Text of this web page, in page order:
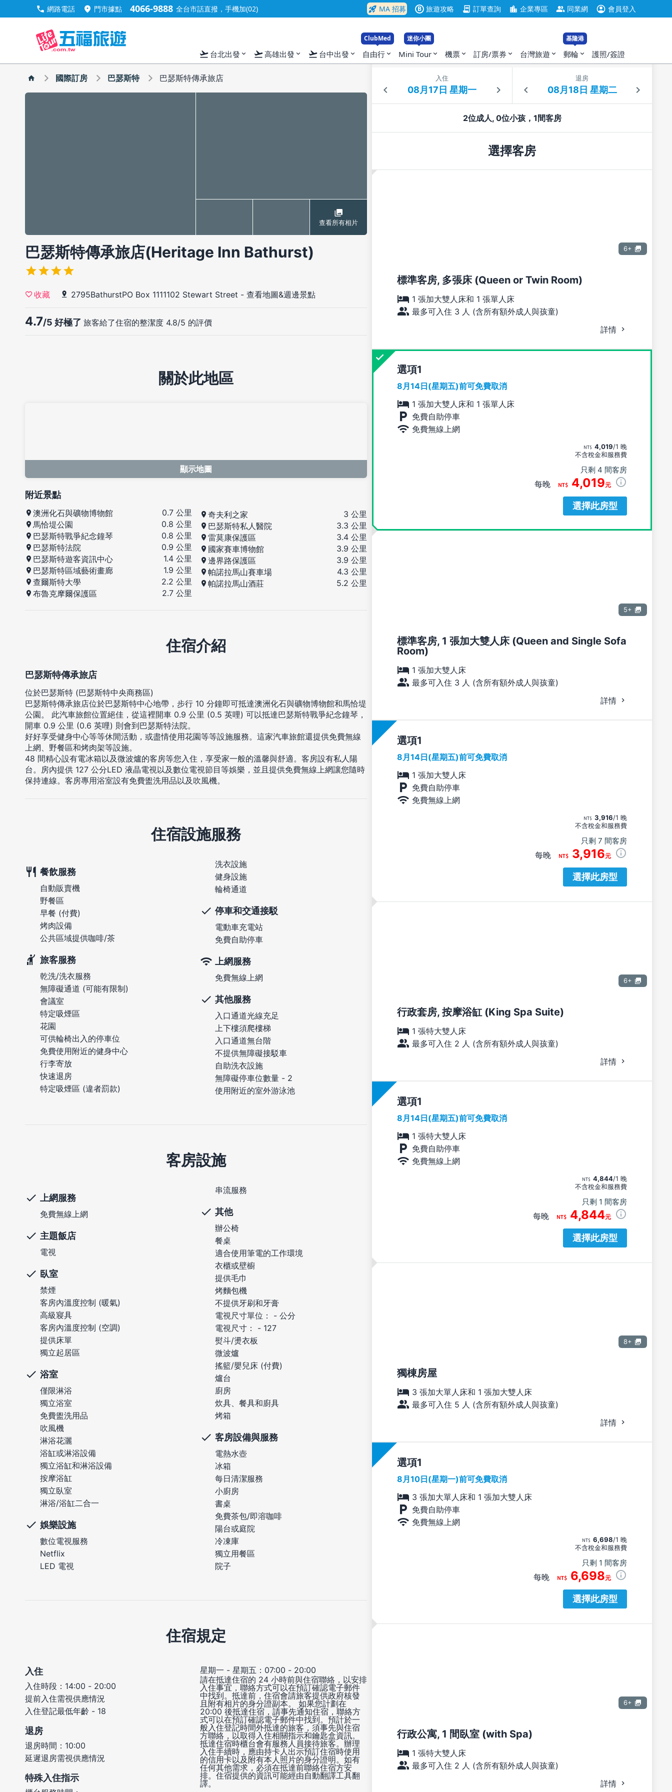
call 網路電話 location_on 門市據點 4066-9888 全台市話直撥，手機加(02) rocket_launch MA 招募 B 旅遊攻略 contract 訂單查詢 location_city 企業專區 group 同業網 account_circle 會員登入
flight_takeoff 台北出發 expand_more flight_takeoff高雄出發 expand_more flight_takeoff 台中出發 expand_more
ClubMed
自由行 expand_more
迷你小團
Mini Tour expand_more 機票 expand_more 訂房/票券 expand_more 台灣旅遊 expand_more
基隆港
郵輪 expand_more 護照/簽證
國際訂房 巴瑟斯特 巴瑟斯特傳承旅店
查看所有相片
巴瑟斯特傳承旅店(Heritage Inn Bathurst)
收藏 2795BathurstPO Box 1111102 Stewart Street - 查看地圖&週邊景點
4.7/5 好極了 旅客給了住宿的整潔度 4.8/5 的評價
入住 退房
2位成人, 0位小孩，1間客房
選擇客房
6+
標準客房, 多張床 (Queen or Twin Room)
1 張加大雙人床和 1 張單人床
最多可入住 3 人 (含所有額外成人與孩童)
詳情
選項
8月14日(星期五)前可免費取消
1 張加大雙人床和 1 張單人床
免費自助停車
免費無線上網
4,019/1 晚
不含稅金和服務費
只剩 4 間客房
每晚 4,019元
選擇此房型
5+
標準客房, 1 張加大雙人床 (Queen and Single Sofa
Room)
1 張加大雙人床
最多可入住 3 人 (含所有額外成人與孩童)
詳情
選項
8月14日(星期五)前可免費取消
1 張加大雙人床
免費自助停車
免費無線上網
3,916/1 晚
不含稅金和服務費
只剩 7 間客房
每晚 3,916元
選擇此房型
6+
行政套房, 按摩浴缸 (King Spa Suite)
1 張特大雙人床
最多可入住 2 人 (含所有額外成人與孩童)
詳情
選項
8月14日(星期五)前可免費取消
1 張特大雙人床
免費自助停車
免費無線上網
4,844/1 晚
不含稅金和服務費
只剩 1 間客房
每晚 4,844元
選擇此房型
8+
獨棟房屋
3 張加大單人床和 1 張加大雙人床
最多可入住 5 人 (含所有額外成人與孩童)
詳情
選項
8月10日(星期一)前可免費取消
3 張加大單人床和 1 張加大雙人床
免費自助停車
免費無線上網
6,698/1 晚
不含稅金和服務費
只剩 1 間客房
每晚 6,698元
選擇此房型
6+
行政公寓, 1 間臥室 (with Spa)
1 張特大雙人床
最多可入住 2 人 (含所有額外成人與孩童)
詳情
關於此地區
顯示地圖
附近景點
澳洲化石與礦物博物館
0.7 公里
馬恰堤公園
0.8 公里
巴瑟斯特戰爭紀念鐘琴
0.8 公里
巴瑟斯特法院
0.9 公里
巴瑟斯特遊客資訊中心
1.4 公里
巴瑟斯特區域藝術畫廊
1.9 公里
查爾斯特大學
2.2 公里
布魯克摩爾保護區
2.7 公里
奇夫利之家
3 公里
巴瑟斯特私人醫院
3.3 公里
雷莫康保護區
3.4 公里
國家賽車博物館
3.9 公里
邊界路保護區
3.9 公里
帕諾拉馬山賽車場
4.3 公里
帕諾拉馬山酒莊
5.2 公里
住宿介紹
巴瑟斯特傳承旅店
位於巴瑟斯特 (巴瑟斯特中央商務區)
巴瑟斯特傳承旅店位於巴瑟斯特中心地帶，步行 10 分鐘即可抵達澳洲化石與礦物博物館和馬恰堤
公園。 此汽車旅館位置絕佳，從這裡開車 0.9 公里 (0.5 英哩) 可以抵達巴瑟斯特戰爭紀念鐘琴，
開車 0.9 公里 (0.6 英哩) 則會到巴瑟斯特法院。
好好享受健身中心等等休閒活動，或盡情使用花園等等設施服務。這家汽車旅館還提供免費無線
上網、野餐區和烤肉架等設施。
48 間精心設有電冰箱以及微波爐的客房等您入住，享受家一般的溫馨與舒適。客房設有私人陽
台。房內提供 127 公分LED 液晶電視以及數位電視節目等娛樂，並且提供免費無線上網讓您隨時
保持連線。客房專用浴室設有免費盥洗用品以及吹風機。
住宿設施服務
餐飲服務
自動販賣機
野餐區
早餐 (付費)
烤肉設備
公共區域提供咖啡/茶
旅客服務
乾洗/洗衣服務
無障礙通道 (可能有限制)
會議室
特定吸煙區
花園
可供輪椅出入的停車位
免費使用附近的健身中心
行李寄放
快速退房
特定吸煙區 (違者罰款)
洗衣設施
健身設施
輪椅通道
停車和交通接駁
電動車充電站
免費自助停車
上網服務
免費無線上網
其他服務
入口通道光線充足
上下樓須爬樓梯
入口通道無台階
不提供無障礙接駁車
自助洗衣設施
無障礙停車位數量 - 2
使用附近的室外游泳池
客房設施
上網服務
免費無線上網
主題飯店
電視
臥室
禁煙
客房內溫度控制 (暖氣)
高級寢具
客房內溫度控制 (空調)
提供床單
獨立起居區
浴室
僅限淋浴
獨立浴室
免費盥洗用品
吹風機
淋浴花灑
浴缸或淋浴設備
獨立浴缸和淋浴設備
按摩浴缸
獨立臥室
淋浴/浴缸二合一
娛樂設施
數位電視服務
Netflix
LED 電視
串流服務
其他
辦公椅
餐桌
適合使用筆電的工作環境
衣櫃或壁櫥
提供毛巾
烤麵包機
不提供牙刷和牙膏
電視尺寸單位： - 公分
電視尺寸： - 127
熨斗/燙衣板
微波爐
搖籃/嬰兒床 (付費)
爐台
廚房
炊具、餐具和廚具
烤箱
客房設備與服務
電熱水壺
冰箱
每日清潔服務
小廚房
書桌
免費茶包/即溶咖啡
陽台或庭院
冷凍庫
獨立用餐區
院子
住宿規定
入住
入住時段：14:00 - 20:00
提前入住需視供應情況
入住登記最低年齡 - 18
退房
退房時間：10:00
延遲退房需視供應情況
特殊入住指示
星期一 - 星期五：07:00 - 20:00
請在抵達住宿的 24 小時前與住宿聯絡，以安排
入住事宜，聯絡方式可以在預訂確認電子郵件
中找到。抵達前，住宿會請旅客提供政府核發
且附有相片的身分證副本。 如果您計劃在
20:00 後抵達住宿，請事先通知住宿，聯絡方
式可以在預訂確認電子郵件中找到。預計於一
般入住登記時間外抵達的旅客，須事先與住宿
方聯絡，以取得入住相關指示和鑰匙盒資訊。
抵達住宿時櫃台會有服務人員接待旅客。辦理
入住手續時，應由持卡人出示預訂住宿時使用
的信用卡以及附有本人照片的身分證明。如有
任何其他需求，必須在抵達前聯絡住宿方安
排。住宿提供的資訊可能經由自動翻譯工具翻
譯。